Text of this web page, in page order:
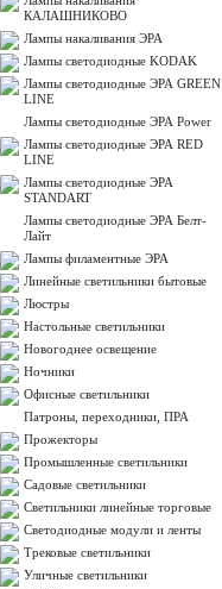
КАЛАШНИКОВО
Лампы накаливания ЭРА
Лампы светодиодные KODAK
Лампы светодиодные ЭРА GREEN
LINE
Лампы светодиодные ЭРА Power
Лампы светодиодные ЭРА RED
LINE
Лампы светодиодные ЭРА
STANDART
Лампы светодиодные ЭРА Белт-
Лайт
Лампы филаментные ЭРА
Линейные светильники бытовые
Люстры
Настольные светильники
Новогоднее освещение
Ночники
Офисные светильники
Патроны, переходники, ПРА
Прожекторы
Промышленные светильники
Садовые светильники
Светильники линейные торговые
Светодиодные модули и ленты
Трековые светильники
Уличные светильники